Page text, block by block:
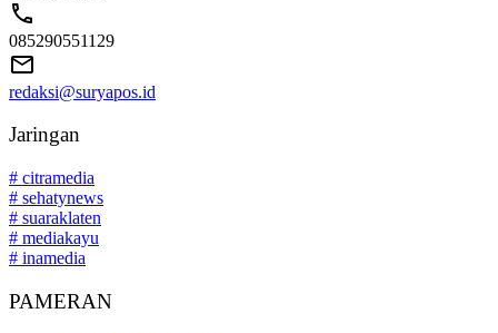
085290551129
redaksi@suryapos.id
Jaringan
# citramedia
# sehatynews
# suaraklaten
# mediakayu
# inamedia
PAMERAN